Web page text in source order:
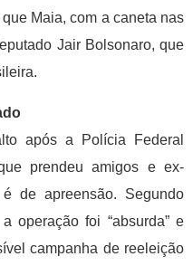
Maia, com a caneta nas
Jair Bolsonaro, que
após a Polícia Federal
prendeu amigos e ex-
de apreensão. Segundo
operação foi “absurda” e
campanha de reeleição